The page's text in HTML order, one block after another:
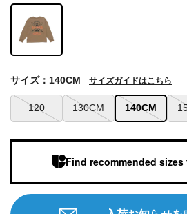
120 130CM 140CM
サイズ：140CM サイズガイドはこちら
Find recommended